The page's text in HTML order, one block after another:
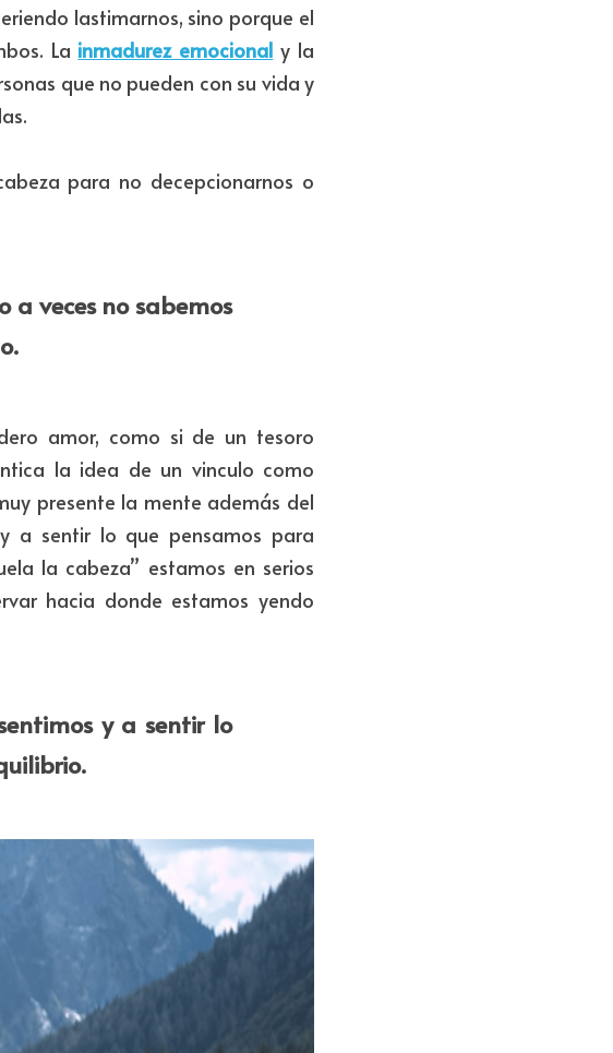
lastimarnos, sino porque el
La inmadurez emocional y la
que no pueden con su vida y
para no decepcionarnos o
a veces no sabemos
amor, como si de un tesoro
la idea de un vinculo como
presente la mente además del
a sentir lo que pensamos para
la cabeza” estamos en serios
hacia donde estamos yendo
y a sentir lo